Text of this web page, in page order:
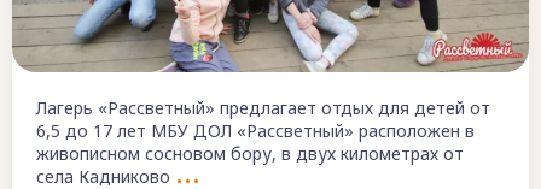
Лагерь «Рассветный» предлагает отдых для детей от
6,5 до 17 лет МБУ ДОЛ «Рассветный» расположен в
живописном сосновом бору, в двух километрах от
села Кадниково